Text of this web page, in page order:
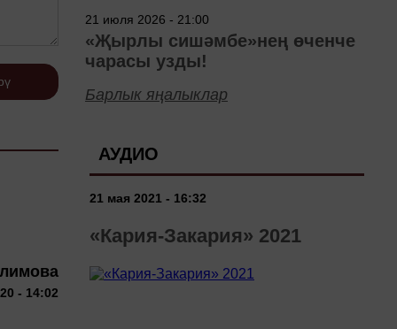
- 14:02
21 июля 2026 - 21:00
«Җырлы сишәмбе»нең өченче
чарасы узды!
Барлык яңалыклар
АУДИО
21 мая 2021 - 16:32
«Кария-Закария» 2021